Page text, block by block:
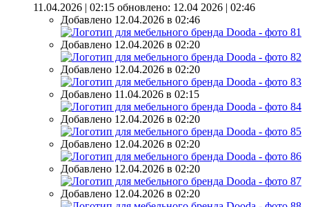
11.04.2026 | 02:15 обновлено: 12.04 2026 | 02:46
Добавлено 12.04.2026 в 02:46
Добавлено 12.04.2026 в 02:20
Добавлено 12.04.2026 в 02:20
Добавлено 11.04.2026 в 02:15
Добавлено 12.04.2026 в 02:20
Добавлено 12.04.2026 в 02:20
Добавлено 12.04.2026 в 02:20
Добавлено 12.04.2026 в 02:20